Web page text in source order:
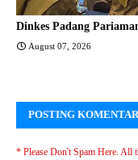
Dinkes Padang
August 07, 2026
POSTING KOMENTAR
* Please Don't Spam Here. All